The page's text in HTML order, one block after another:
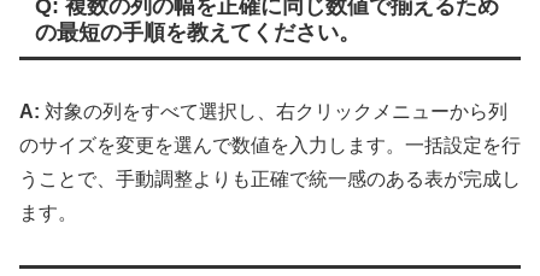
Q: 複数の列の幅を正確に同じ数値で揃えるため
の最短の手順を教えてください。
A: 対象の列をすべて選択し、右クリックメニューから列
のサイズを変更を選んで数値を入力します。一括設定を行
うことで、手動調整よりも正確で統一感のある表が完成し
ます。